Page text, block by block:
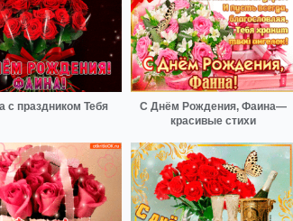
с праздником Тебя
С Днём Рождения, Фаина—
красивые стихи